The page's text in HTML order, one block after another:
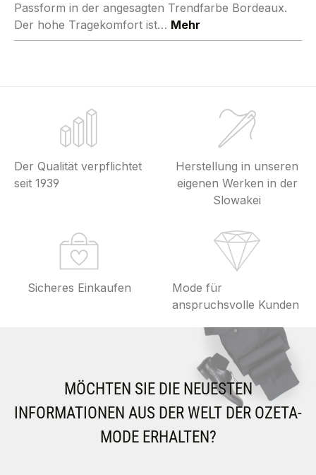
Passform in der angesagten Trendfarbe Bordeaux.
Der hohe Tragekomfort ist… Mehr
Der Qualität verpflichtet
seit 1939
Herstellung in unseren
eigenen Werken in der
Slowakei
Sicheres Einkaufen
Mode für
anspruchsvolle Kunden
MÖCHTEN SIE DIE NEUESTEN
INFORMATIONEN AUS DER WELT DER OZETA-
MODE ERHALTEN?